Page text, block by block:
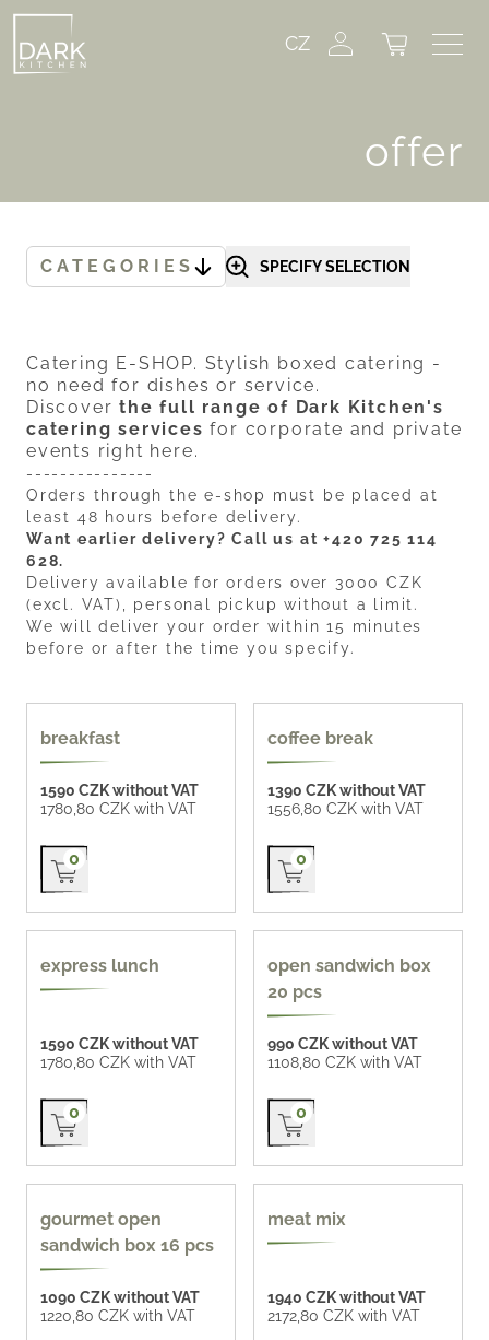
CZ
offer
CATEGORIES SPECIFY SELECTION
Catering E-SHOP. Stylish boxed catering -
no need for dishes or service.
Discoverthe full range of Dark Kitchen's
catering services for corporate and private
events right here.
---------------
Orders through the e-shop must be placed at
least 48 hours before delivery.
Want earlier delivery? Call us at +420 725 114
628.
Delivery available for orders over 3000 CZK
(excl. VAT), personal pickup without a limit.
We will deliver your order within 15 minutes
before or after the time you specify.
breakfast
1590 CZK without VAT
1780,80 CZK with VAT
Přidat do košíku
0
popular
coffee break
1390 CZK without VAT
1556,80 CZK with VAT
Přidat do košíku
0
express lunch
1590 CZK without VAT
1780,80 CZK with VAT
Přidat do košíku
0
55 CZK / pc
open sandwich box
20 pcs
990 CZK without VAT
1108,80 CZK with VAT
Přidat do košíku
0
gourmet open
sandwich box 16 pcs
1090 CZK without VAT
1220,80 CZK with VAT
meat mix
1940 CZK without VAT
2172,80 CZK with VAT